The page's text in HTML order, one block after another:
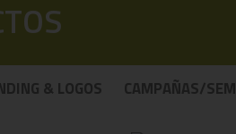
& LOGOS CAMPAÑAS/SEM